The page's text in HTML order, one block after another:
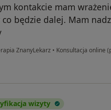
kontakcie mam
co będzie dalej. Mam
ZnanyLekarz • Konsultacja online
wizyty